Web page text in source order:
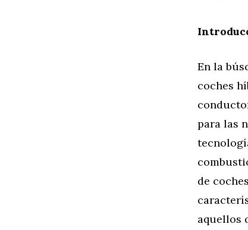
En la
coches
para las
de
aquellos